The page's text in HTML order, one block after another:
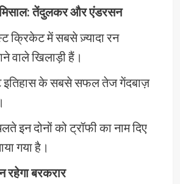
मिसाल: तेंदुलकर और एंडरसन
क्रिकेट में सबसे ज़्यादा रन
वाले खिलाड़ी हैं।
के सबसे सफल तेज गेंदबाज़
इन दोनों को ट्रॉफी का नाम दिए
गया है।
रहेगा बरकरार